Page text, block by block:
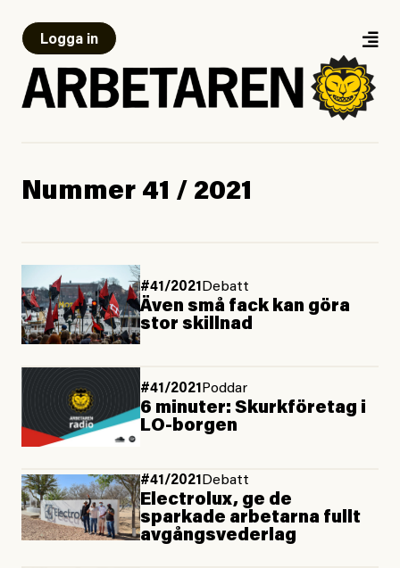
Logga in
Nummer 41 / 2021
#41/2021 Debatt
Även små fack kan göra
stor skillnad
#41/2021Poddar
6 minuter: Skurkföretag i
LO-borgen
#41/2021 Debatt
Electrolux, ge de
sparkade arbetarna fullt
avgångsvederlag